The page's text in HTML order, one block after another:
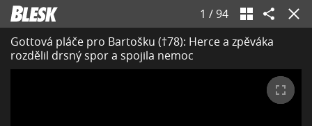
1 / 94
Gottová pláče pro Bartošku (†78): Herce a zpěváka
rozdělil drsný spor a spojila nemoc